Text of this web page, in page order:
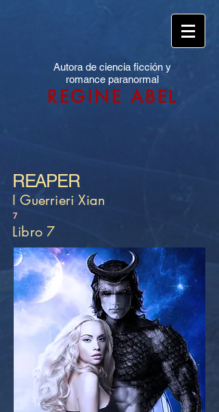
Autora de ciencia ficción y
romance paranormal
REGINE ABEL
REAPER
I Guerrieri Xian
7
Libro 7